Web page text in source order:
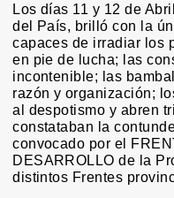
Los días 11 y 12 de
del País, brilló con la
capaces de irradiar los
en pie de lucha; las
incontenible; las
razón y organización;
al despotismo y abren
constataban la
convocado por el
DESARROLLO de la
distintos Frentes